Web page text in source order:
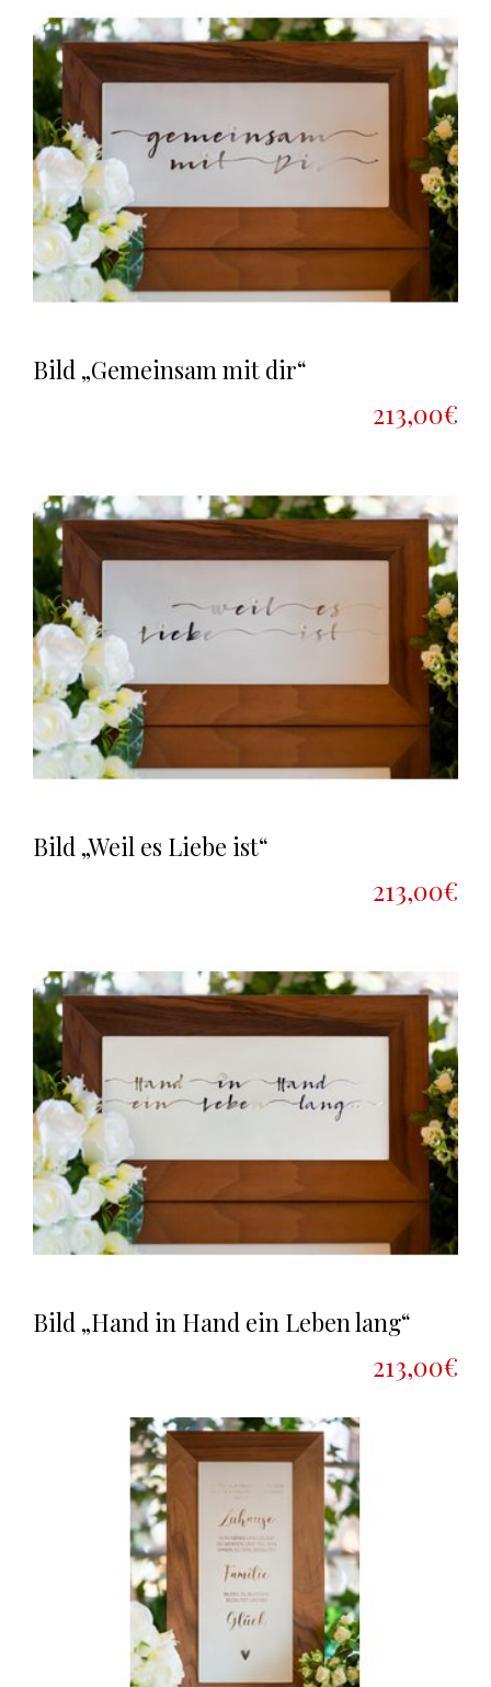
Bild „Gemeinsam mit dir“
213,00€
Bild „Weil es Liebe ist“
213,00€
Bild „Hand in Hand ein Leben lang“
213,00€